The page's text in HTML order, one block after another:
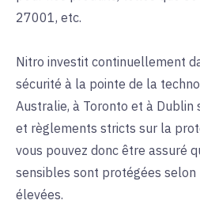
27001, etc.
Nitro investit continuellement
sécurité à la pointe de la
Australie, à Toronto et à Dublin
et règlements stricts sur la
vous pouvez donc être assuré
sensibles sont protégées
élevées.